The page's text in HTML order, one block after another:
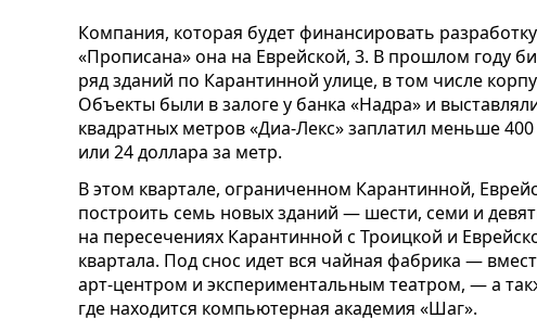
Компания, которая будет финансировать
«Прописана» она на Еврейской, 3. В прошлом году
ряд зданий по Карантинной улице, в том числе
Объекты были в залоге у банка «Надра» и
квадратных метров «Диа-Лекс» заплатил меньше
или 24 доллара за метр.
В этом квартале, ограниченном Карантинной,
построить семь новых зданий — шести, семи и
на пересечениях Карантинной с Троицкой и
квартала. Под снос идет вся чайная фабрика —
арт-центром и экспериментальным театром, — а
где находится компьютерная академия «Шаг».